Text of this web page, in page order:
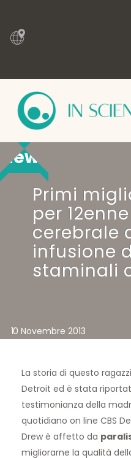
Primi
per
cerebrale
infusione
staminali
10 Novembre 2013
News
La storia di questo
Detroit ed è stata
testimonianza della
quotidiano on line CBS
Drew è affetto da
migliorarne la qualità